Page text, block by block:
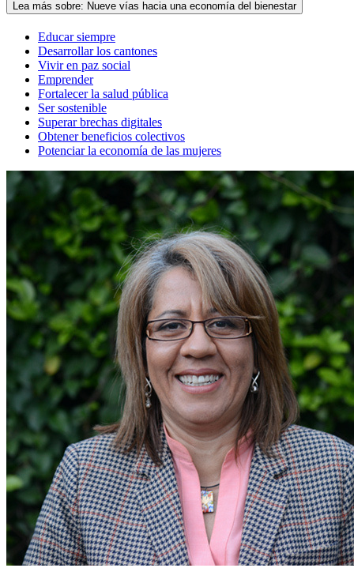
Lea más sobre: Nueve vías hacia una economía del bienestar
Educar siempre
Desarrollar los cantones
Vivir en paz social
Emprender
Fortalecer la salud pública
Ser sostenible
Superar brechas digitales
Obtener beneficios colectivos
Potenciar la economía de las mujeres